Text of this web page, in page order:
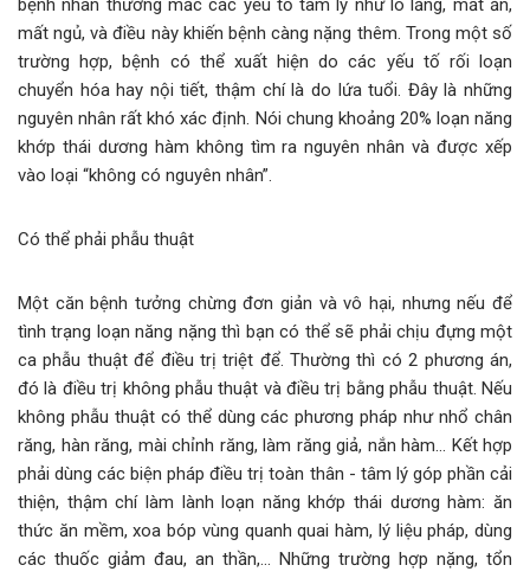
bệnh nhân thường mắc các yếu tố tâm lý như lo lắng, mất ăn,
mất ngủ, và điều này khiến bệnh càng nặng thêm. Trong một số
trường hợp, bệnh có thể xuất hiện do các yếu tố rối loạn
chuyển hóa hay nội tiết, thậm chí là do lứa tuổi. Đây là những
nguyên nhân rất khó xác định. Nói chung khoảng 20% loạn năng
khớp thái dương hàm không tìm ra nguyên nhân và được xếp
vào loại “không có nguyên nhân”.
Có thể phải phẫu thuật
Một căn bệnh tưởng chừng đơn giản và vô hại, nhưng nếu để
tình trạng loạn năng nặng thì bạn có thể sẽ phải chịu đựng một
ca phẫu thuật để điều trị triệt để. Thường thì có 2 phương án,
đó là điều trị không phẫu thuật và điều trị bằng phẫu thuật. Nếu
không phẫu thuật có thể dùng các phương pháp như nhổ chân
răng, hàn răng, mài chỉnh răng, làm răng giả, nắn hàm... Kết hợp
phải dùng các biện pháp điều trị toàn thân - tâm lý góp phần cải
thiện, thậm chí làm lành loạn năng khớp thái dương hàm: ăn
thức ăn mềm, xoa bóp vùng quanh quai hàm, lý liệu pháp, dùng
các thuốc giảm đau, an thần,... Những trường hợp nặng, tổn